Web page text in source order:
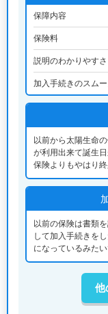
保障内容
保険料
説明のわかりやすさ
加入手続きのスムー
以前から太陽生命
が利用出来て誕生
保険よりもやはり
者が終身保険を勧
以前の保険は書類
して加入手続きを
になっているみた
いで加入してから
たら良いかわから
他